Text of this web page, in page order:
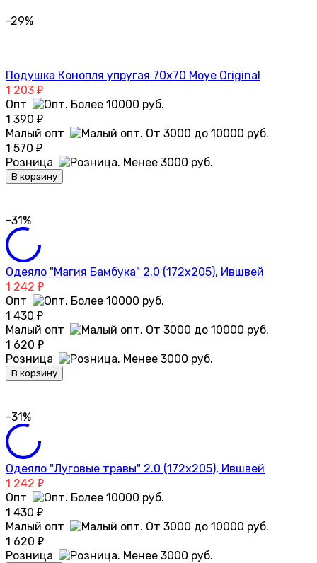
-29%
Подушка Конопля упругая 70х70 Moye Original
1 203 ₽
Опт
1 390 ₽
Малый опт
1 570 ₽
Розница
В корзину
-31%
Одеяло "Магия Бамбука" 2.0 (172х205), Ившвей
1 242 ₽
Опт
1 430 ₽
Малый опт
1 620 ₽
Розница
В корзину
-31%
Одеяло "Луговые травы" 2.0 (172х205), Ившвей
1 242 ₽
Опт
1 430 ₽
Малый опт
1 620 ₽
Розница